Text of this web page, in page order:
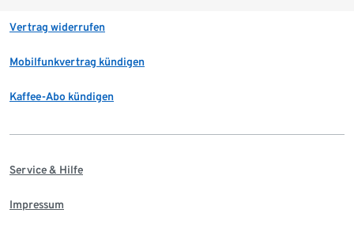
Vertrag widerrufen
Mobilfunkvertrag kündigen
Kaffee-Abo kündigen
Service & Hilfe
Impressum